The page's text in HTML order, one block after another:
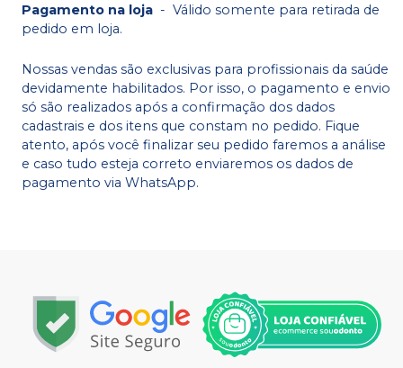
Pagamento na loja - Válido somente para retirada de
pedido em loja.
Nossas vendas são exclusivas para profissionais da saúde
devidamente habilitados. Por isso, o pagamento e envio
só são realizados após a confirmação dos dados
cadastrais e dos itens que constam no pedido. Fique
atento, após você finalizar seu pedido faremos a análise
e caso tudo esteja correto enviaremos os dados de
pagamento via WhatsApp.